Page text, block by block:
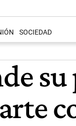
SOCIEDAD